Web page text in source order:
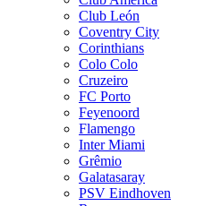
Club León
Coventry City
Corinthians
Colo Colo
Cruzeiro
FC Porto
Feyenoord
Flamengo
Inter Miami
Grêmio
Galatasaray
PSV Eindhoven